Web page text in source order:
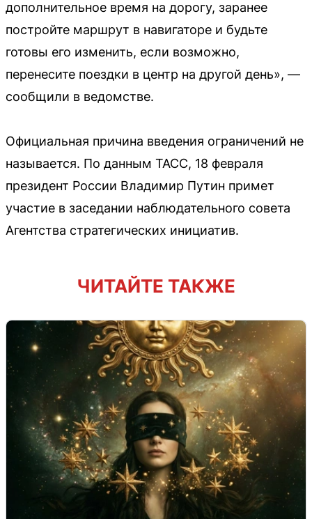
дополнительное время на дорогу, заранее
постройте маршрут в навигаторе и будьте
готовы его изменить, если возможно,
перенесите поездки в центр на другой день», —
сообщили в ведомстве.
Официальная причина введения ограничений не
называется. По данным ТАСС, 18 февраля
президент России Владимир Путин примет
участие в заседании наблюдательного совета
Агентства стратегических инициатив.
ЧИТАЙТЕ ТАКЖЕ